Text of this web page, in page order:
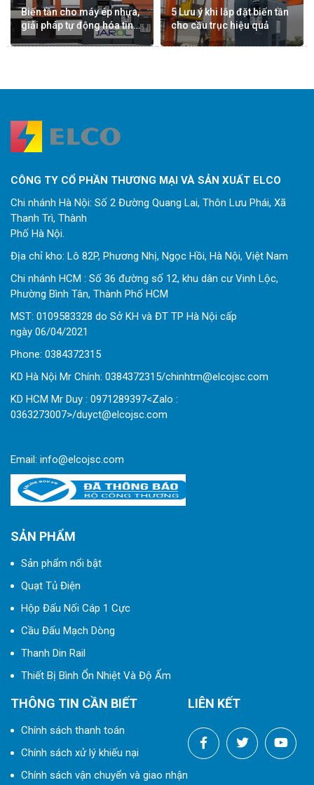
Biến tần cho máy ép nhựa,
giải pháp tự động hóa tin
cậy
5 Lưu ý khi lắp đặt biến tần
cho cầu trục hiệu quả
CÔNG TY CỔ PHẦN THƯƠNG MẠI VÀ SẢN XUẤT ELCO
Chi nhánh Hà Nội: Số 2 Đường Quang Lai, Thôn Lưu Phái, Xã
Thanh Trì, Thành
Phố Hà Nội.
Địa chỉ kho: Lô 82P, Phương Nhị, Ngọc Hồi, Hà Nội, Việt Nam
Chi nhánh HCM : Số 36 đường số 12, khu dân cư Vinh Lộc,
Phường Bình Tân, Thành Phố HCM
MST: 0109583328 do Sở KH và ĐT TP Hà Nội cấp
ngày 06/04/2021
Phone: 0384372315
KD Hà Nội Mr Chính: 0384372315/chinhtm@elcojsc.com
KD HCM Mr Duy : 0971289397<Zalo :
0363273007>/duyct@elcojsc.com
Email: info@elcojsc.com
SẢN PHẨM
Sản phẩm nổi bật
Quạt Tủ Điện
Hộp Đấu Nối Cáp 1 Cực
Cầu Đấu Mạch Dòng
Thanh Din Rail
Thiết Bị Bình Ổn Nhiệt Và Độ Ẩm
THÔNG TIN CẦN BIẾT
Chính sách thanh toán
Chính sách xử lý khiếu nại
Chính sách vận chuyển và giao nhận
LIÊN KẾT